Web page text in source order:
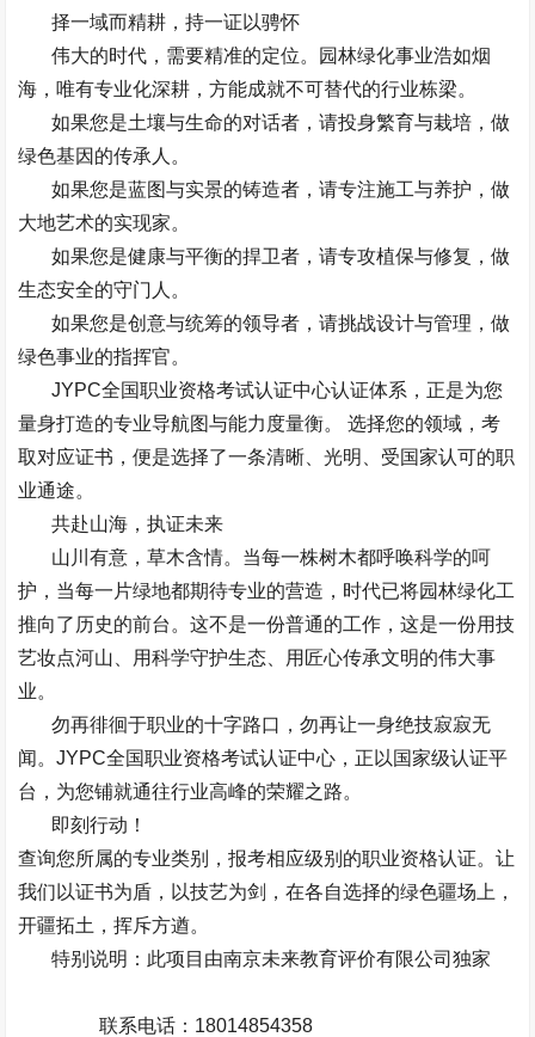
择一域而精耕，持一证以骋怀
伟大的时代，需要精准的定位。园林绿化事业浩如烟
海，唯有专业化深耕，方能成就不可替代的行业栋梁。
如果您是土壤与生命的对话者，请投身繁育与栽培，做
绿色基因的传承人。
如果您是蓝图与实景的铸造者，请专注施工与养护，做
大地艺术的实现家。
如果您是健康与平衡的捍卫者，请专攻植保与修复，做
生态安全的守门人。
如果您是创意与统筹的领导者，请挑战设计与管理，做
绿色事业的指挥官。
JYPC全国职业资格考试认证中心认证体系 ，正是为您
量身打造的专业导航图与能力度量衡。
选择您的领域，考
取对应证书，便是选择了一条清晰、光明、受国家认可的职
业通途。
共赴山海，执证未来
山川有意，草木含情。当每一株树木都呼唤科学的呵
护，当每一片绿地都期待专业的营造，时代已将园林绿化工
推向了历史的前台。这不是一份普通的工作，这是一份用技
艺妆点河山、用科学守护生态、用匠心传承文明的伟大事
业。
勿再徘徊于职业的十字路口，勿再让一身绝技寂寂无
闻。JYPC全国职业资格考试认证中心，正以国家级认证平
台，为您铺就通往行业高峰的荣耀之路。
即刻行动！
查询您所属的专业类别，报考相应级别的职业资格认证。让
我们以证书为盾，以技艺为剑，在各自选择的绿色疆场上，
开疆拓土，挥斥方遒。
特别说明：此项目由南京未来教育评价有限公司独家
联系电话： 18014854358